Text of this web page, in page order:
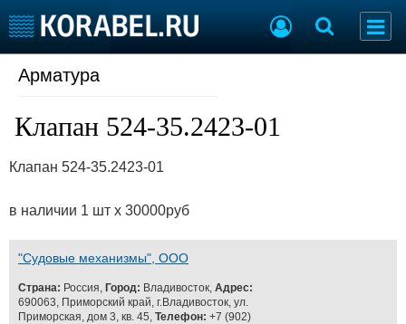
Судостроение
Новости
Репутация
Крюинг
Реклама
Продажа флота
Услуги
Конференции
Флот
Арматура
Клапан 524-35.2423-01
Клапан 524-35.2423-01
в наличии 1 шт х 30000руб
"Судовые механизмы", ООО
Страна: Россия, Город: Владивосток, Адрес:
690063, Приморский край, г.Владивосток, ул.
Приморская, дом 3, кв. 45, Телефон: +7 (902)